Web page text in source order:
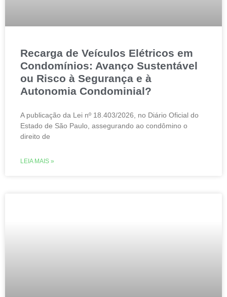
Recarga de Veículos Elétricos em
Condomínios: Avanço Sustentável
ou Risco à Segurança e à
Autonomia Condominial?
A publicação da Lei nº 18.403/2026, no Diário Oficial do
Estado de São Paulo, assegurando ao condômino o
direito de
LEIA MAIS »